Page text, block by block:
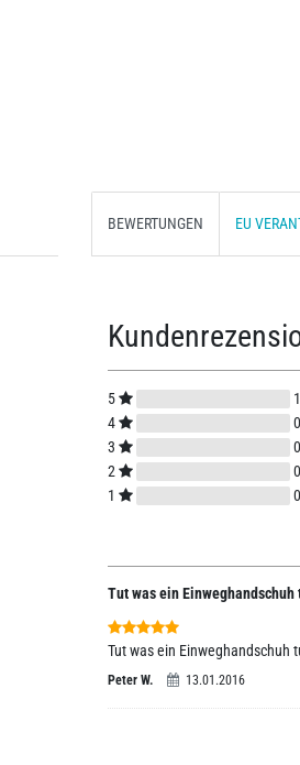
BEWERTUNGEN EU
5
1
4
0
3
0
2
0
1
0
Tut was ein Einweghandschuh
Tut was ein Einweghandschuh
Peter W. 13.01.2016